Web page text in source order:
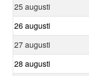
25 augusti
26 augusti
27 augusti
28 augusti